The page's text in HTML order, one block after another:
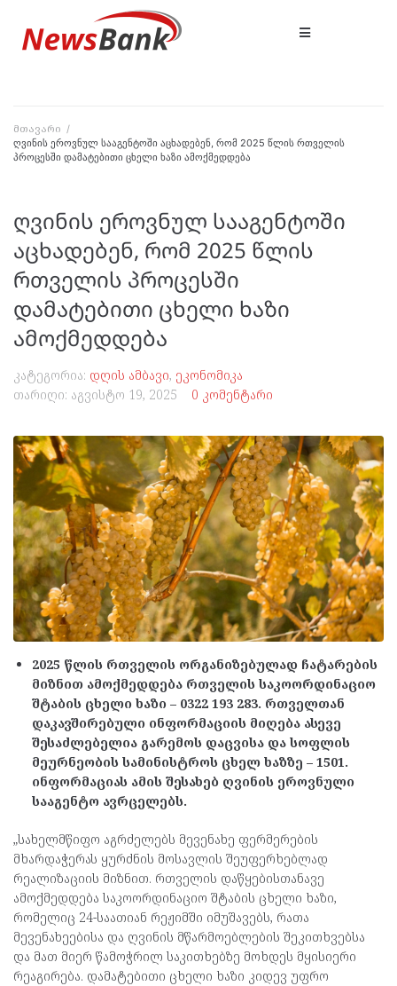
მთავარი /
ღვინის ეროვნულ სააგენტოში აცხადებენ, რომ 2025 წლის რთველის
პროცესში დამატებითი ცხელი ხაზი ამოქმედდება
ღვინის ეროვნულ სააგენტოში
აცხადებენ, რომ 2025 წლის
რთველის პროცესში
დამატებითი ცხელი ხაზი
ამოქმედდება
კატეგორია: დღის ამბავი, ეკონომიკა
თარიღი: აგვისტო 19, 2025 0 კომენტარი
2025 წლის რთველის ორგანიზებულად ჩატარების
მიზნით ამოქმედდება რთველის საკოორდინაციო
შტაბის ცხელი ხაზი – 0322 193 283. რთველთან
დაკავშირებული ინფორმაციის მიღება ასევე
შესაძლებელია გარემოს დაცვისა და სოფლის
მეურნეობის სამინისტროს ცხელ ხაზზე – 1501.
ინფორმაციას ამის შესახებ ღვინის ეროვნული
სააგენტო ავრცელებს.
„სახელმწიფო აგრძელებს მევენახე ფერმერების
მხარდაჭერას ყურძნის მოსავლის შეუფერხებლად
რეალიზაციის მიზნით. რთველის დაწყებისთანავე
ამოქმედდება საკოორდინაციო შტაბის ცხელი ხაზი,
რომელიც 24-საათიან რეჟიმში იმუშავებს, რათა
მევენახეებისა და ღვინის მწარმოებლების შეკითხვებსა
და მათ მიერ წამოჭრილ საკითხებზე მოხდეს მყისიერი
რეაგირება. დამატებითი ცხელი ხაზი კიდევ უფრო